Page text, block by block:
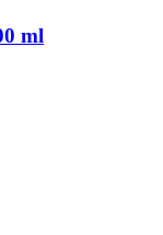
ml